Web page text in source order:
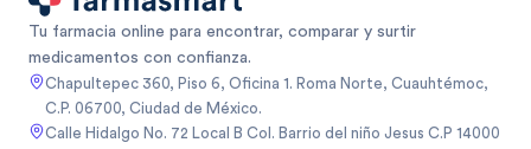
Tu farmacia online para encontrar, comparar y surtir
medicamentos con confianza.
Chapultepec 360, Piso 6, Oficina 1. Roma Norte, Cuauhtémoc,
C.P. 06700, Ciudad de México.
Calle Hidalgo No. 72 Local B Col. Barrio del niño Jesus C.P 14000